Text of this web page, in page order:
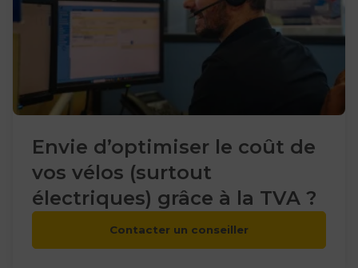
Envie d’optimiser le coût de
vos vélos (surtout
électriques) grâce à la TVA ?
Contacter un conseiller